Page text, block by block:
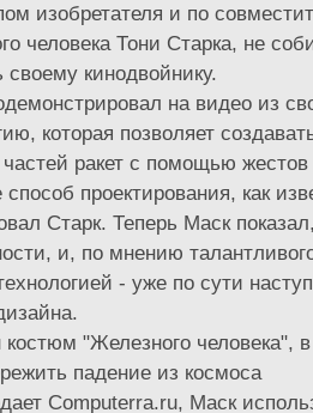
изобретателя и по
человека Тони Старка, не
своему кинодвойнику.
на видео из
которая позволяет
ракет с помощью жестов
способ проектирования, как
Старк. Теперь Маск
и, по мнению
- уже по сути
"Железного человека",
падение из космоса
Сomputerra.ru, Маск